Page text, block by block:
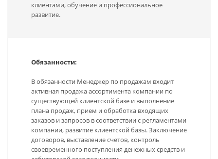
клиентами, обучение и профессиональное
развитие.
Обязанности:
В обязанности Менеджер по продажам входит
активная продажа ассортимента компании по
существующей клиентской базе и выполнение
плана продаж, прием и обработка входящих
заказов и запросов в соответствии с регламентами
компании, развитие клиентской базы. Заключение
договоров, выставление счетов, контроль
своевременного поступления денежных средств и